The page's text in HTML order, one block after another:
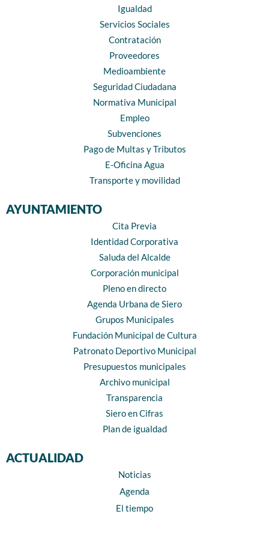
Igualdad
Servicios Sociales
Contratación
Proveedores
Medioambiente
Seguridad Ciudadana
Normativa Municipal
Empleo
Subvenciones
Pago de Multas y Tributos
E-Oficina Agua
Transporte y movilidad
AYUNTAMIENTO
Cita Previa
Identidad Corporativa
Saluda del Alcalde
Corporación municipal
Pleno en directo
Agenda Urbana de Siero
Grupos Municipales
Fundación Municipal de Cultura
Patronato Deportivo Municipal
Presupuestos municipales
Archivo municipal
Transparencia
Siero en Cifras
Plan de igualdad
ACTUALIDAD
Noticias
Agenda
El tiempo